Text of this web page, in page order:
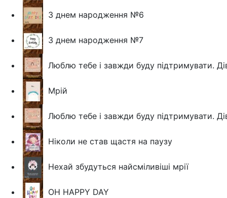
З днем народження №6
З днем народження №7
Люблю тебе і завжди буду підтримувати.
Мрій
Люблю тебе і завжди буду підтримувати.
Ніколи не став щастя на паузу
Нехай збудуться найсміливіші мрії
OH HAPPY DAY